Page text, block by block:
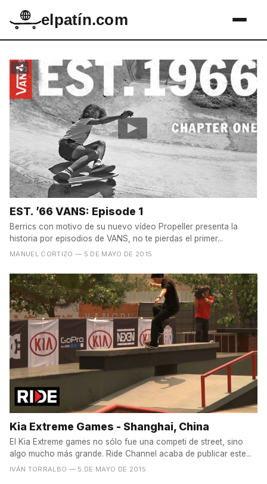
elpatín.com
EST. ’66 VANS: Episode 1
Berrics con motivo de su nuevo vídeo Propeller presenta la
historia por episodios de VANS, no te pierdas el primer...
MANUEL CORTIZO — 5 DE MAYO DE 2015
Kia Extreme Games - Shanghai, China
El Kia Extreme games no sólo fue una competi de street, sino
algo mucho más grande. Ride Channel acaba de publicar este...
IVÁN TORRALBO — 5 DE MAYO DE 2015